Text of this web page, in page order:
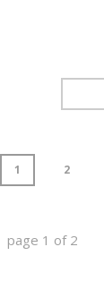
1 2
page 1 of 2